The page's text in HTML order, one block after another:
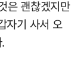
은 괜찮겠지만
자기 사서 오